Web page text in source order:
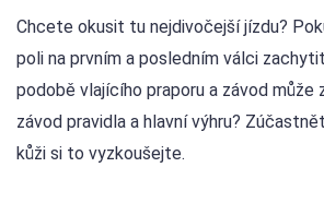
Chcete okusit tu nejdivočejší jízdu?
poli na prvním a posledním válci
podobě vlajícího praporu a závod může
závod pravidla a hlavní výhru?
kůži si to vyzkoušejte.